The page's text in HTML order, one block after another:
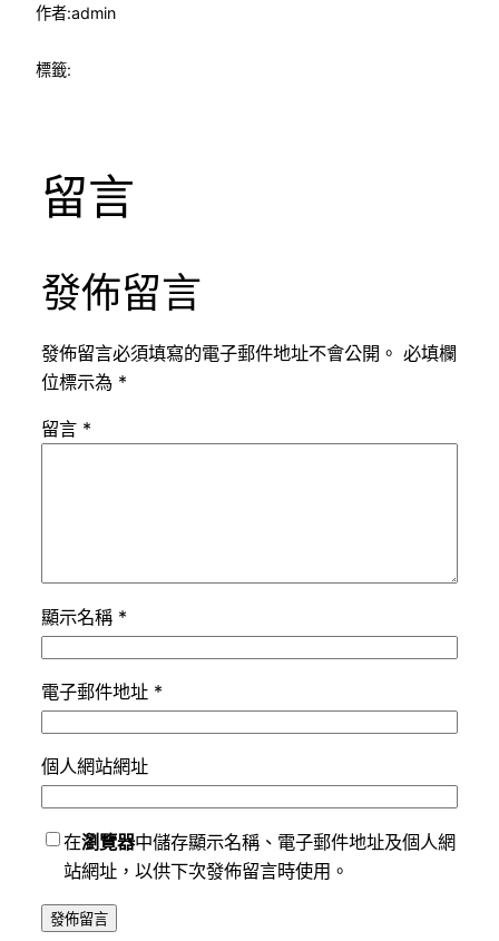
作者:admin
標籤:
留言
發佈留言
發佈留言必須填寫的電子郵件地址不會公開。 必填欄
位標示為 *
留言 *
顯示名稱 *
電子郵件地址 *
個人網站網址
在瀏覽器中儲存顯示名稱、電子郵件地址及個人網
站網址，以供下次發佈留言時使用。